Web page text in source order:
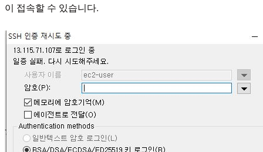
이 접속할 수 있습니다.